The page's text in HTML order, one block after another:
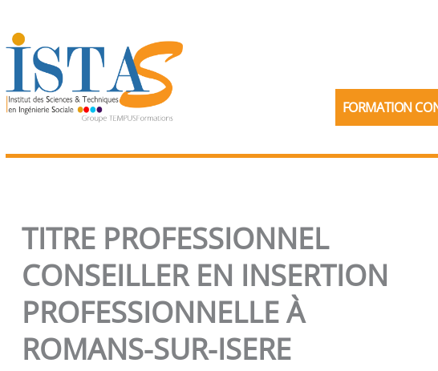
au
contenu
FORMATION
TITRE PROFESSIONNEL
CONSEILLER EN INSERTION
PROFESSIONNELLE À
ROMANS-SUR-ISERE